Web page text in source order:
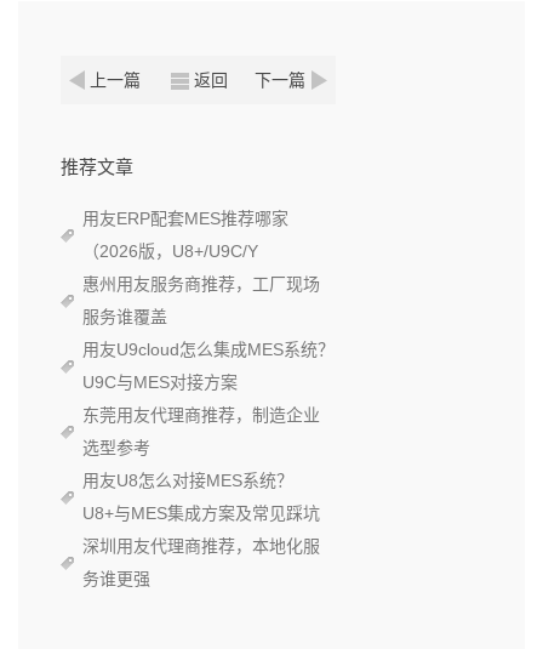
上一篇 返回 下一篇
推荐文章
用友ERP配套MES推荐哪家
（2026版，U8+/U9C/Y
惠州用友服务商推荐，工厂现场
服务谁覆盖
用友U9cloud怎么集成MES系统？
U9C与MES对接方案
东莞用友代理商推荐，制造企业
选型参考
用友U8怎么对接MES系统？
U8+与MES集成方案及常见踩坑
深圳用友代理商推荐，本地化服
务谁更强